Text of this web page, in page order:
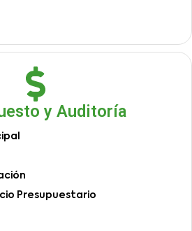
y Auditoría
Presupuestario